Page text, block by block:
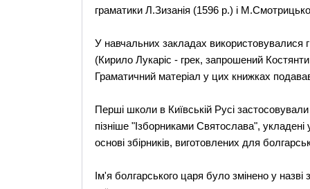
граматики Л.Зизанія (1596 р.) і
У навчальних закладах використовувалися
(Кирило Лукаріс - грек, запрошений
Граматичний матеріал у цих книжках
Перші школи в Київській Русі
пізніше "Ізборниками Святослава",
основі збірників, виготовлених для
Ім'я болгарського царя було змінено у